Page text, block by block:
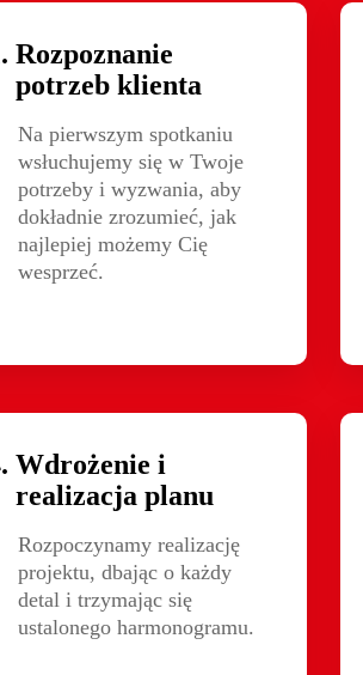
Rozpoznanie
potrzeb klienta
Na pierwszym spotkaniu
wsłuchujemy się w Twoje
potrzeby i wyzwania, aby
dokładnie zrozumieć, jak
najlepiej możemy Cię
wesprzeć.
Wdrożenie i
realizacja planu
Rozpoczynamy realizację
projektu, dbając o każdy
detal i trzymając się
ustalonego harmonogramu.